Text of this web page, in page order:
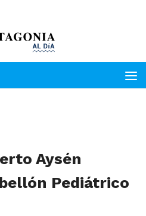
Aysén
Pediátrico